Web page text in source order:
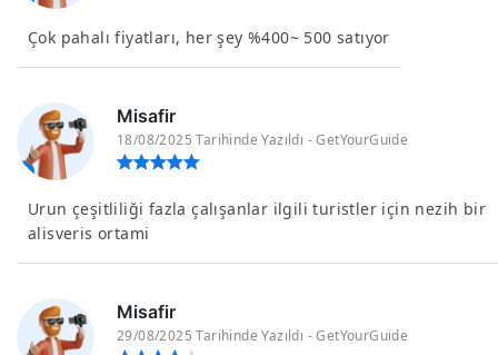
Çok pahalı fiyatları, her şey %400~ 500 satıyor
Misafir
18/08/2025 Tarihinde Yazıldı - GetYourGuide
Urun çeşitliliği fazla çalışanlar ilgili turistler için nezih bir
alisveris ortami
Misafir
29/08/2025 Tarihinde Yazıldı - GetYourGuide